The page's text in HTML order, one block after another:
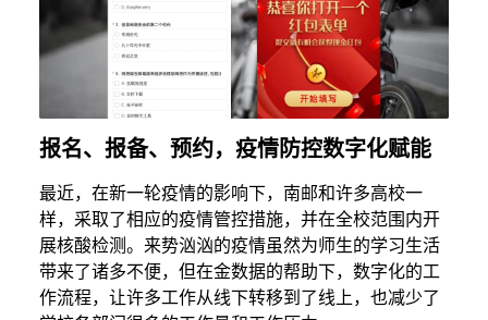
报名、报备、预约，疫情防控数字化赋能
最近，在新一轮疫情的影响下，南邮和许多高校一
样，采取了相应的疫情管控措施，并在全校范围内开
展核酸检测。来势汹汹的疫情虽然为师生的学习生活
带来了诸多不便，但在金数据的帮助下，数字化的工
作流程，让许多工作从线下转移到了线上，也减少了